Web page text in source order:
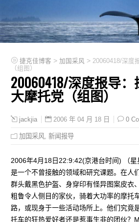
捷克佳博客 >加国采风 > 20060418/深度
（组图）
20060418/深度报导
大摩托党（组图）
jackjia 2006 年 04 月 18 日 0
加国采风 ,新闻报导
2006年4月18日22:9:42(京港台时间) （
是一个不曾接触的领域和研究课题。在人
群头戴黑色护盔、身穿印有怪异图案皮衣
粗鲁令人侧目的家伙，骑着大功率的摩托
路，或现身于一些活动场所上。他们究竟
托车的狂热爱好者还是惹事生非的团伙？